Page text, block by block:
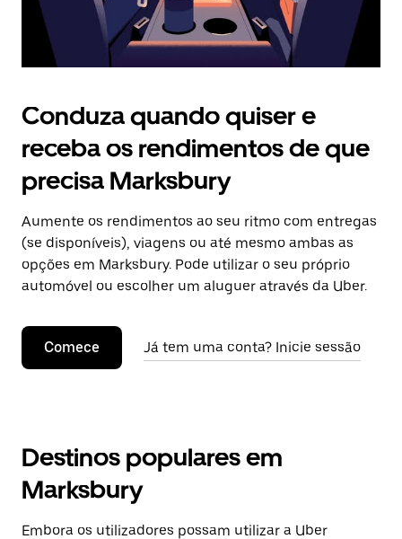
Conduza quando quiser e
receba os rendimentos de que
precisa Marksbury
Aumente os rendimentos ao seu ritmo com entregas
(se disponíveis), viagens ou até mesmo ambas as
opções em Marksbury. Pode utilizar o seu próprio
automóvel ou escolher um aluguer através da Uber.
Comece Já tem uma conta? Inicie sessão
Destinos populares em
Marksbury
Embora os utilizadores possam utilizar a Uber